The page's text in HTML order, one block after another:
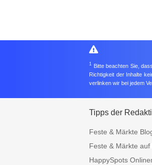
1 Bitte beachten Sie,
Richtigkeit der Inhalte
verlinken wir bei jedem
Tipps der
Feste & Märkte
Feste & Märkte
HappySpots